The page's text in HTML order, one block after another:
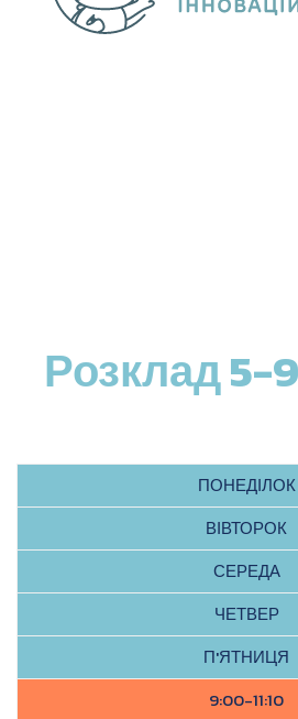
Розклад 5-
ПОНЕДІЛОК
ВІВТОРОК
СЕРЕДА
ЧЕТВЕР
П'ЯТНИЦЯ
9:00-11:10